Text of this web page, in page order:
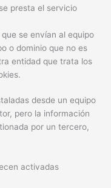
presta el servicio
que se envían al equipo
o dominio que no es
entidad que trata los
desde un equipo
pero la información
por un tercero,
activadas